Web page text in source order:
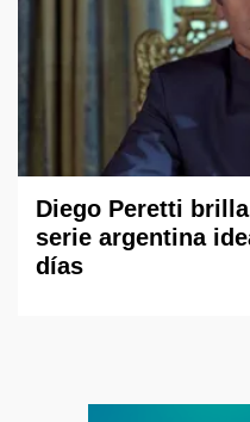
Diego Peretti
serie argentina
días